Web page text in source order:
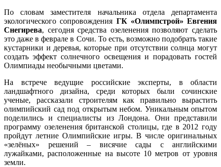
По словам заместителя начальника отдела департамента
экологического сопровождения ГК «Олимпстрой» Евгения
Снегирева, сегодня средства озеленения позволяют сделать
это даже в феврале в Сочи. То есть, возможно подобрать такие
кустарники и деревья, которые при отсутствии солнца могут
создать эффект солнечного освещения и порадовать гостей
Олимпиады необычными цветами.
На встрече ведущие российские эксперты, в области
ландшафтного дизайна, среди которых были сочинские
ученые, рассказали строителям как правильно вырастить
олимпийский сад под открытым небом. Уникальным опытом
поделились и специалисты из Лондона. Они представили
программу озеленения британской столицы, где в 2012 году
пройдут летние Олимпийские игры. В числе оригинальных
«зелёных» решений – висячие сады с английскими
лужайками, расположенные на высоте 10 метров от уровня
земли.